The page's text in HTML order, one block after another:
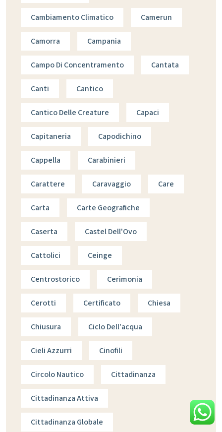
Cambiamento Climatico Camerun
Camorra Campania
Campo Di Concentramento Cantata
Canti Cantico
Cantico Delle Creature Capaci
Capitaneria Capodichino
Cappella Carabinieri
Carattere Caravaggio Care
Carta Carte Geografiche
Caserta Castel Dell'Ovo
Cattolici Ceinge
Centrostorico Cerimonia
Cerotti Certificato Chiesa
Chiusura Ciclo Dell'acqua
Cieli Azzurri Cinofili
Circolo Nautico Cittadinanza
Cittadinanza Attiva
Cittadinanza Globale